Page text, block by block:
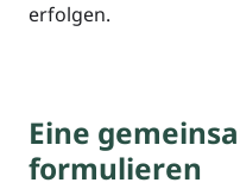
erfolgen.
Eine
formulieren